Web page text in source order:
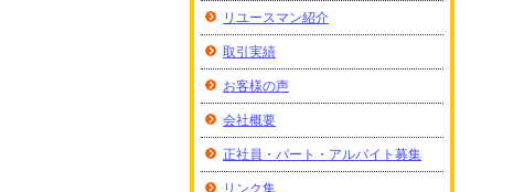
リユースマン紹介
取引実績
お客様の声
会社概要
正社員・パート・アルバイト募集
リンク集